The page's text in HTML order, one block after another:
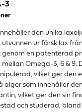
3
den unika
ur färsk lax
en patenterad
Omega-3, 6 & 9.
vilket ger den
alger som innehåller
vilket ger den sin
och studerad,